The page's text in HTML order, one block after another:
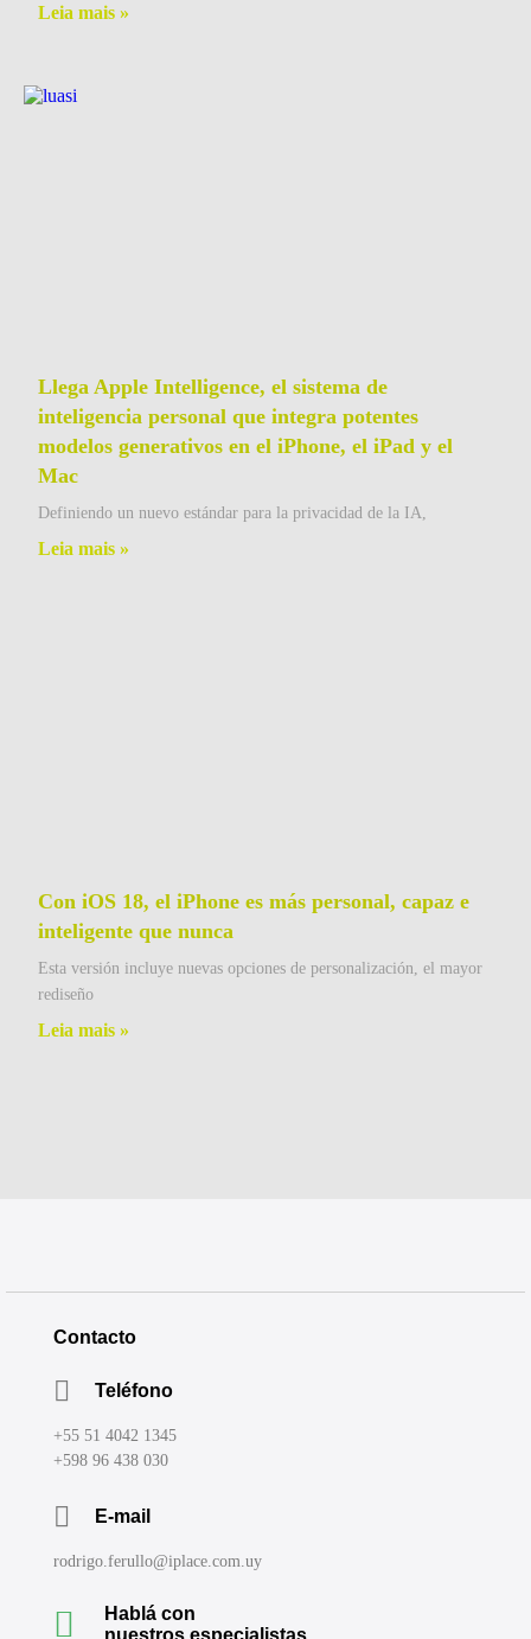
Leia mais »
Llega Apple Intelligence, el sistema de
inteligencia personal que integra potentes
modelos generativos en el iPhone, el iPad y el
Mac
Definiendo un nuevo estándar para la privacidad de la IA,
Leia mais »
Con iOS 18, el iPhone es más personal, capaz e
inteligente que nunca
Esta versión incluye nuevas opciones de personalización, el mayor
rediseño
Leia mais »
Contacto
Teléfono
+55 51 4042 1345
+598 96 438 030
E-mail
rodrigo.ferullo@iplace.com.uy
Hablá con
nuestros especialistas